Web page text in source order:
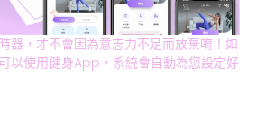
器，才不會因為意志力不足而放棄唷！如
以使用健身App，系統會自動為您設定好